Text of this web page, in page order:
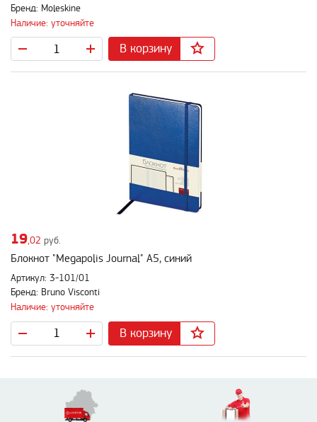
Бренд: Moleskine
Наличие: уточняйте
В корзину
19,02 руб.
Блокнот "Megapolis Journal" А5, синий
Артикул: 3-101/01
Бренд: Bruno Visconti
Наличие: уточняйте
В корзину